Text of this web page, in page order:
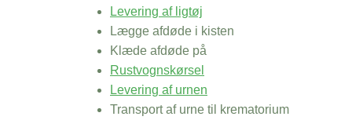
Levering af ligtøj
Lægge afdøde i kisten
Klæde afdøde på
Rustvognskørsel
Levering af urnen
Transport af urne til krematorium